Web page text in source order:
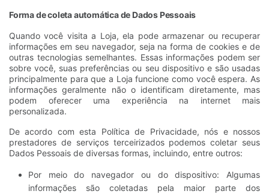
Forma de coleta automática de Dados Pessoais
Quando você visita a Loja, ela pode armazenar ou recuperar
informações em seu navegador, seja na forma de cookies e de
outras tecnologias semelhantes. Essas informações podem ser
sobre você, suas preferências ou seu dispositivo e são usadas
principalmente para que a Loja funcione como você espera. As
informações geralmente não o identificam diretamente, mas
podem oferecer uma experiência na internet mais
personalizada.
De acordo com esta Política de Privacidade, nós e nossos
prestadores de serviços terceirizados podemos coletar seus
Dados Pessoais de diversas formas, incluindo, entre outros:
Por meio do navegador ou do dispositivo: Algumas
informações são coletadas pela maior parte dos